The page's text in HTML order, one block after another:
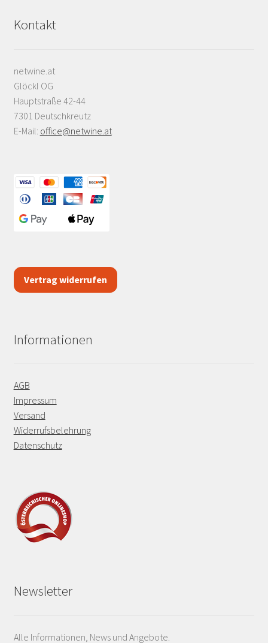
Kontakt
netwine.at
Glöckl OG
Hauptstraße 42-44
7301 Deutschkreutz
E-Mail: office@netwine.at
Vertrag widerrufen
Informationen
AGB
Impressum
Versand
Widerrufsbelehrung
Datenschutz
Newsletter
Alle Informationen, News und Angebote.